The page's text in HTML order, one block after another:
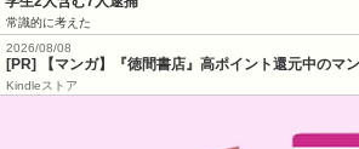
常識的に考えた
2026/08/08
[PR] 【マンガ】『徳間書店』高ポイント還元中のマ
Kindleストア